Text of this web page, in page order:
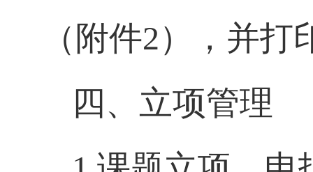
（附件2），并打
四、立项管理